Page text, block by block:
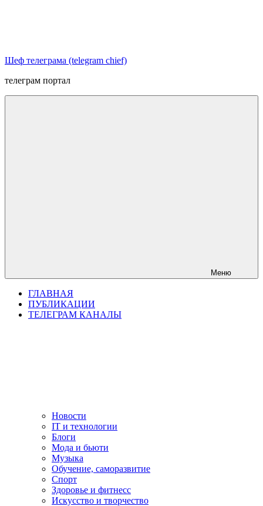
Шеф телеграма (telegram chief)
телеграм портал
Меню
ГЛАВНАЯ
ПУБЛИКАЦИИ
ТЕЛЕГРАМ КАНАЛЫ
Новости
IT и технологии
Блоги
Мода и бьюти
Музыка
Обучение, саморазвитие
Спорт
Здоровье и фитнесс
Искусство и творчество